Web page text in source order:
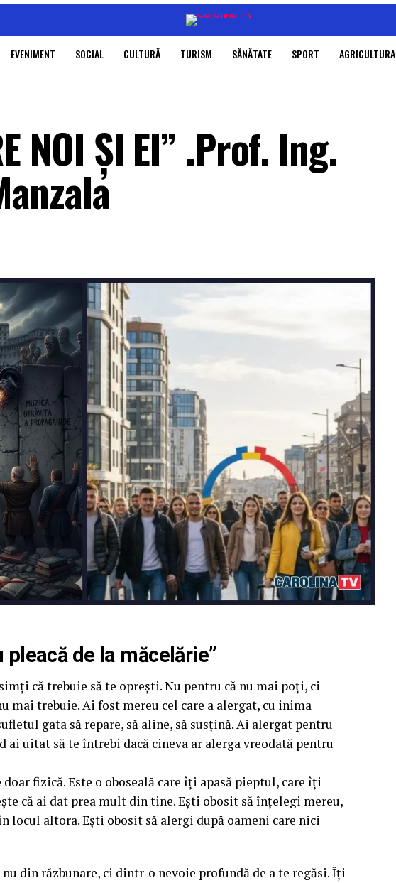
EVENIMENT SOCIAL CULTURĂ TURISM SĂNĂTATE SPORT AGRICULTURA
NOI ȘI EI” .Prof. Ing.
pleacă de la măcelărie”
că trebuie să te oprești. Nu pentru că nu mai poți, ci
mai trebuie. Ai fost mereu cel care a alergat, cu inima
gata să repare, să aline, să susțină. Ai alergat pentru
uitat să te întrebi dacă cineva ar alerga vreodată pentru
fizică. Este o oboseală care îți apasă pieptul, care îți
că ai dat prea mult din tine. Ești obosit să înțelegi mereu,
locul altora. Ești obosit să alergi după oameni care nici
din răzbunare, ci dintr-o nevoie profundă de a te regăsi. Îți